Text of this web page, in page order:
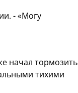
- «Могу
начал тормозить
тихими